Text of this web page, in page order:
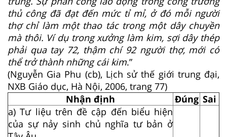
thủ công đã đạt đến mức tỉ mỉ, ở đó mỗi người
thợ chỉ làm một thao tác trong một dây chuyền
mà thôi. Ví dụ trong xưởng làm kim, sợi dây thép
phải qua tay 72, thậm chí 92 người thợ, mới có
thể trở thành những cái kim.”
(Nguyễn Gia Phu (cb), Lịch sử thế giới trung đại,
NXB Giáo dục, Hà Nội, 2006, trang 77)
Nhận định
Đúng Sai
a) Tư liệu trên đề cập đến biểu hiện
của sự nảy sinh chủ nghĩa tư bản ở